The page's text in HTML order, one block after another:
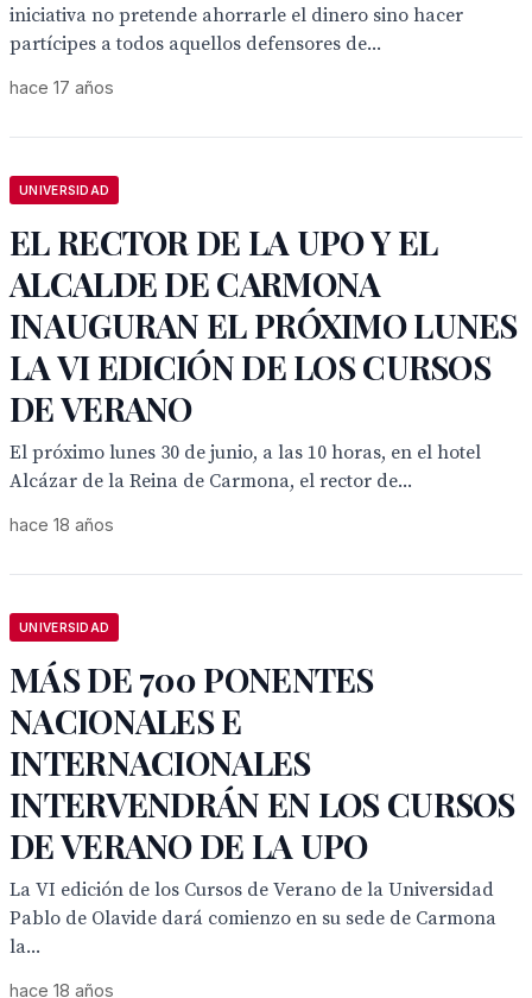
iniciativa no pretende ahorrarle el dinero sino hacer
partícipes a todos aquellos defensores de...
hace 17 años
UNIVERSIDAD
EL RECTOR DE LA UPO Y EL
ALCALDE DE CARMONA
INAUGURAN EL PRÓXIMO LUNES
LA VI EDICIÓN DE LOS CURSOS
DE VERANO
El próximo lunes 30 de junio, a las 10 horas, en el hotel
Alcázar de la Reina de Carmona, el rector de...
hace 18 años
UNIVERSIDAD
MÁS DE 700 PONENTES
NACIONALES E
INTERNACIONALES
INTERVENDRÁN EN LOS CURSOS
DE VERANO DE LA UPO
La VI edición de los Cursos de Verano de la Universidad
Pablo de Olavide dará comienzo en su sede de Carmona
la...
hace 18 años